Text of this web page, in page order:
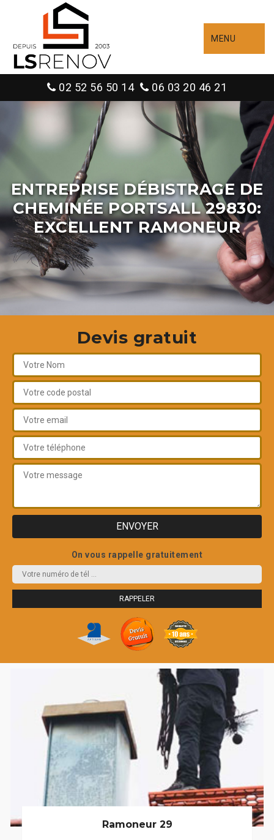
MENU
02 52 56 50 14 06 03 20 46 21
ENTREPRISE DÉBISTRAGE DE
CHEMINÉE PORTSALL 29830:
EXCELLENT RAMONEUR
Devis gratuit
On vous rappelle gratuitement
Ramoneur 29